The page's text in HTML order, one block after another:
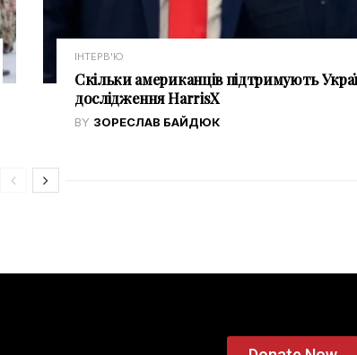
ІНТЕРВ'Ю
Скільки американців підтримують
дослідження HarrisX
BY ЗОРЕСЛАВ БАЙДЮК